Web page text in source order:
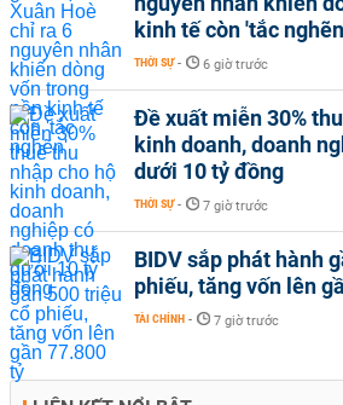
kinh tế còn 'tắc
THỜI SỰ - 6 giờ trước
Đề xuất miễn 30%
kinh doanh, doanh
dưới 10 tỷ đồng
THỜI SỰ - 7 giờ trước
BIDV sắp phát hành
phiếu, tăng vốn lên
TÀI CHÍNH - 7 giờ trước